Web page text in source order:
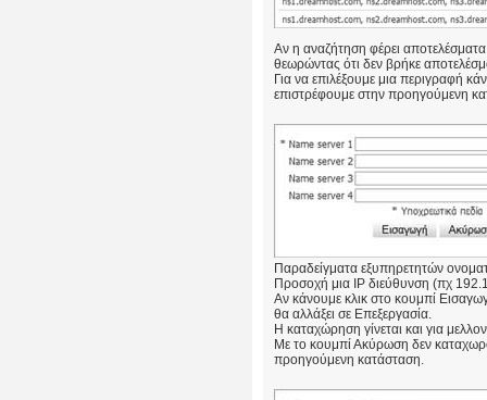
Αν η αναζήτηση φέρει αποτελέσματα
θεωρώντας ότι δεν βρήκε
Για να επιλέξουμε μια περιγραφή
επιστρέφουμε στην προηγούμενη
Παραδείγματα εξυπηρετητών
Προσοχή μια IP διεύθυνση (πχ
Αν κάνουμε κλικ στο κουμπί
θα αλλάξει σε Επεξεργασία.
Η καταχώρηση γίνεται και για
Με το κουμπί Ακύρωση δεν
προηγούμενη κατάσταση.